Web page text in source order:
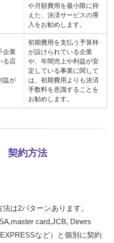
や月額費用を最小限に抑
えた、決済サービスの導
入をお勧めします。
企業
る店
益が
初期費用を支払う予算枠
が設けられている企業
や、年間売上や利益が安
定している事業に関して
は、初期費用よりも決済
手数料を意識することを
お勧めします。
契約方法
は2パターンあります。
card,JCB, Diners
など）と個別に契約